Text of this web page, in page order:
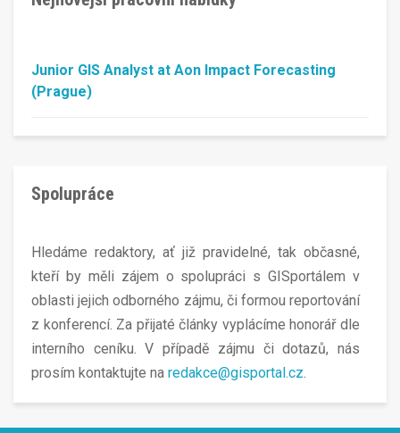
Junior GIS Analyst at Aon Impact Forecasting
(Prague)
Spolupráce
Hledáme redaktory, ať již pravidelné, tak občasné,
kteří by měli zájem o spolupráci s GISportálem v
oblasti jejich odborného zájmu, či formou reportování
z konferencí. Za přijaté články vyplácíme honorář dle
interního ceníku. V případě zájmu či dotazů, nás
prosím kontaktujte na redakce@gisportal.cz.